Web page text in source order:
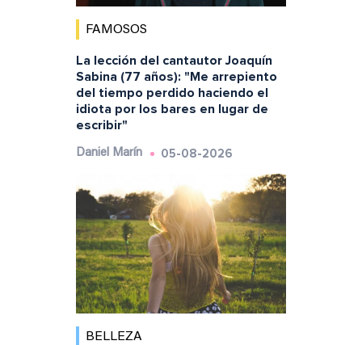
FAMOSOS
La lección del cantautor Joaquín
Sabina (77 años): "Me arrepiento
del tiempo perdido haciendo el
idiota por los bares en lugar de
escribir"
Daniel Marín 05-08-2026
BELLEZA